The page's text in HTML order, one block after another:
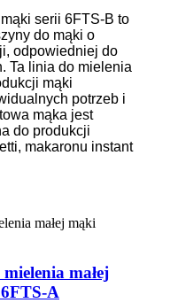
serii 6FTS-B to
do mąki o
odpowiedniej do
Ta linia do mielenia
mąki
potrzeb i
mąka jest
do produkcji
makaronu instant
małej
A